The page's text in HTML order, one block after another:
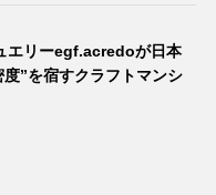
エリーegf.acredoが日本
度”を宿すクラフトマンシ